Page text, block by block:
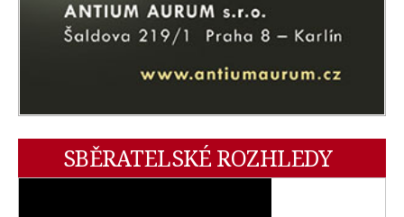
SBĚRATELSKÉ ROZHLEDY